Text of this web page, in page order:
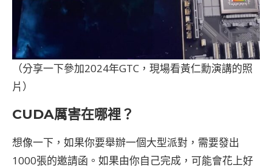
（分享一下參加2024年GTC，現場看黃仁勳演講的照
片）
CUDA厲害在哪裡？
想像一下，如果你要舉辦一個大型派對，需要發出
1000張的邀請函。如果由你自己完成，可能會花上好